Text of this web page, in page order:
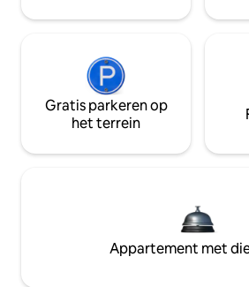
Gratis parkeren op
het terrein
Appartement met